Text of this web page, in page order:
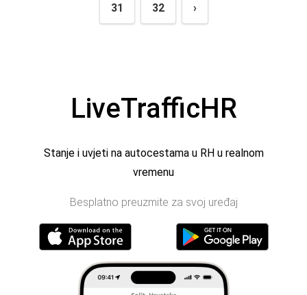
31 32 ›
LiveTrafficHR
Stanje i uvjeti na autocestama u RH u realnom
vremenu
Besplatno preuzmite za svoj uređaj